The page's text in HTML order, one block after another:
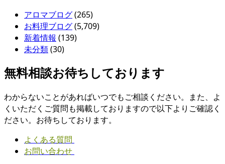
アロマブログ(265)
お料理ブログ(5,709)
新着情報 (139)
未分類(30)
無料相談お待ちしております
わからないことがあればいつでもご相談ください。また、よ
くいただくご質問も掲載しておりますので以下よりご確認く
ださい。お待ちしております。
よくある質問
お問い合わせ